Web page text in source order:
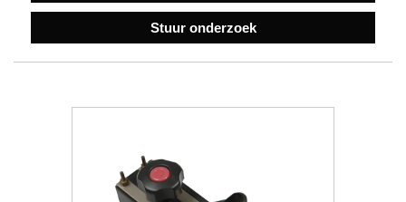
Stuur onderzoek